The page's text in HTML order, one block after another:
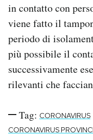
in contatto con
viene fatto il
periodo di
più possibile il
successivamente
rilevanti che
Tag: CORONAVIRUS
CORONAVIRUS